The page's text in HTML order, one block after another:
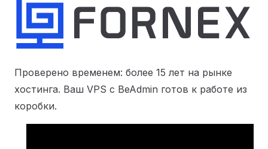
Проверено временем: более 15 лет на рынке
хостинга. Ваш VPS с BeAdmin готов к работе из
коробки.